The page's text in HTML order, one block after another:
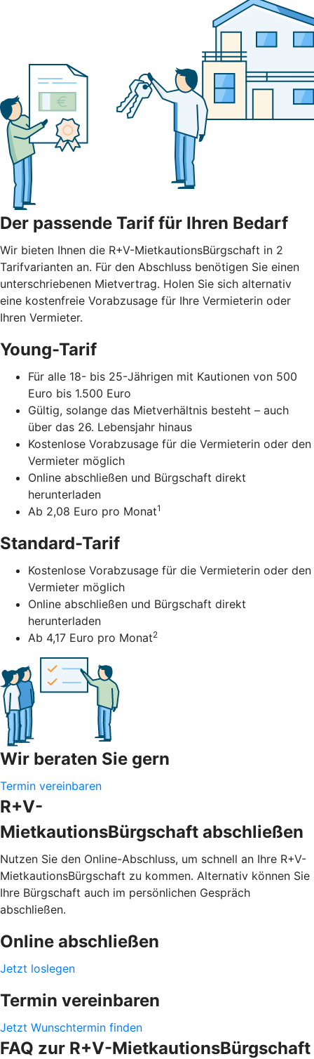
Der passende Tarif für Ihren Bedarf
Wir bieten Ihnen die R+V-MietkautionsBürgschaft in 2
Tarifvarianten an. Für den Abschluss benötigen Sie einen
unterschriebenen Mietvertrag. Holen Sie sich alternativ
eine kostenfreie Vorabzusage für Ihre Vermieterin oder
Ihren Vermieter.
Young-Tarif
Für alle 18- bis 25-Jährigen mit Kautionen von 500
Euro bis 1.500 Euro
Gültig, solange das Mietverhältnis besteht – auch
über das 26. Lebensjahr hinaus
Kostenlose Vorabzusage für die Vermieterin oder den
Vermieter möglich
Online abschließen und Bürgschaft direkt
herunterladen
Ab 2,08 Euro pro Monat1
Standard-Tarif
Kostenlose Vorabzusage für die Vermieterin oder den
Vermieter möglich
Online abschließen und Bürgschaft direkt
herunterladen
Ab 4,17 Euro pro Monat2
Wir beraten Sie gern
Termin vereinbaren
R+V-
MietkautionsBürgschaft abschließen
Nutzen Sie den Online-Abschluss, um schnell an Ihre R+V-
MietkautionsBürgschaft zu kommen. Alternativ können Sie
Ihre Bürgschaft auch im persönlichen Gespräch
abschließen.
Online abschließen
Jetzt loslegen
Termin vereinbaren
Jetzt Wunschtermin finden
FAQ zur R+V-MietkautionsBürgschaft